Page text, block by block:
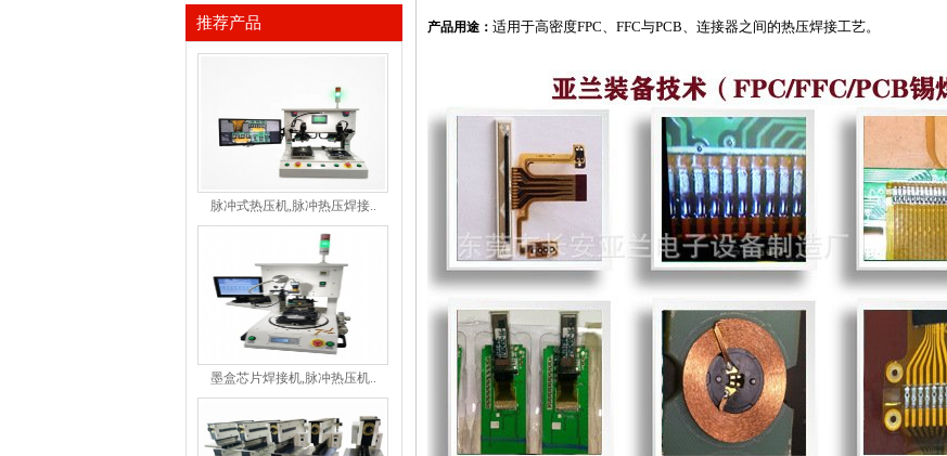
推荐产品
脉冲式热压机,脉冲热压焊接..
墨盒芯片焊接机,脉冲热压机..
产品用途： 适用于高密度FPC、 FFC与PCB、 连接器之间的热压焊接工艺。